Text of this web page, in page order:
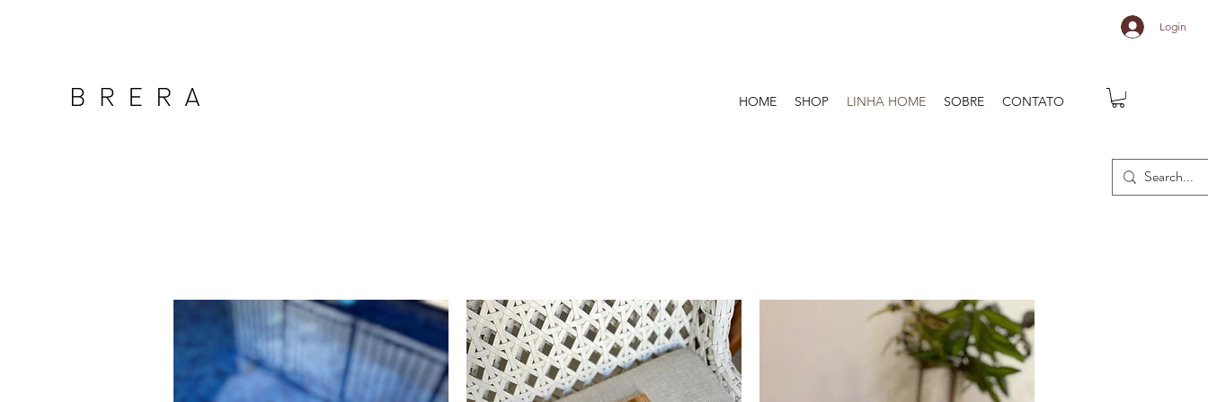
Login
HOME SHOP LINHA HOME SOBRE CONTATO